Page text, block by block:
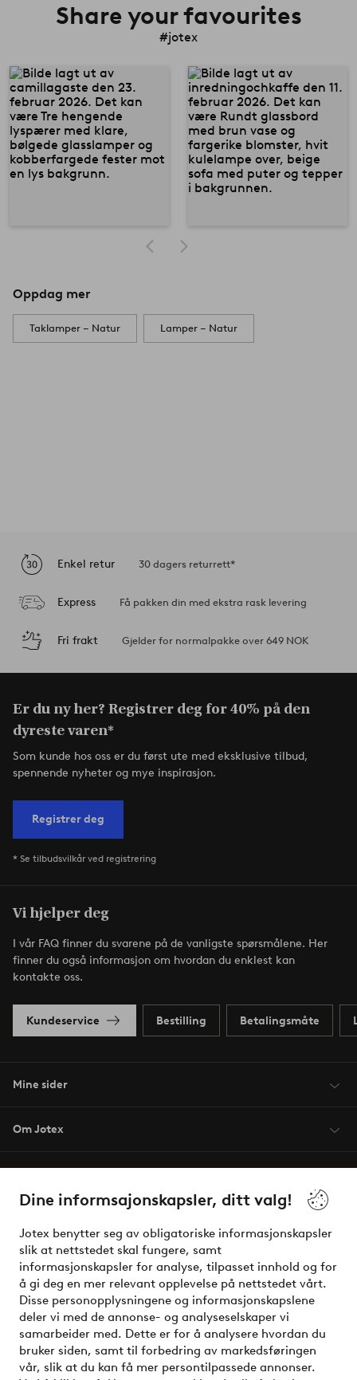
Dine informsajonskapsler, ditt valg!
Jotex benytter seg av obligatoriske informasjonskapsler
slik at nettstedet skal fungere, samt
informasjonskapsler for analyse, tilpasset innhold og for
å gi deg en mer relevant opplevelse på nettstedet vårt.
Disse personopplysningene og informasjonskapslene
deler vi med de annonse- og analyseselskaper vi
samarbeider med. Dette er for å analysere hvordan du
bruker siden, samt til forbedring av markedsføringen
vår, slik at du kan få mer persontilpassede annonser.
Share your favourites
#jotex
Oppdag mer
Taklamper – Natur Lamper – Natur
Enkel retur 30 dagers returrett*
Express Få pakken din med ekstra rask levering
Fri frakt Gjelder for normalpakke over 649 NOK
Er du ny her? Registrer deg for 40% på den
dyreste varen*
Som kunde hos oss er du først ute med eksklusive tilbud,
spennende nyheter og mye inspirasjon.
Registrer deg
* Se tilbudsvilkår ved registrering
Vi hjelper deg
I vår FAQ finner du svarene på de vanligste spørsmålene. Her
finner du også informasjon om hvordan du enklest kan
kontakte oss.
Kundeservice Bestilling Betalingsmåte
Mine sider
Om Jotex
Venner
Sikre betalinger - Betal direkte eller del opp
Vil du vite mer om våre betalingsalternativer?